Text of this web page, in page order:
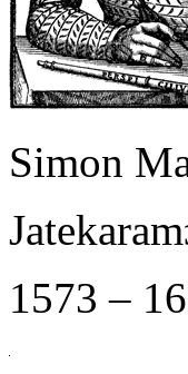
Simon
1573 –